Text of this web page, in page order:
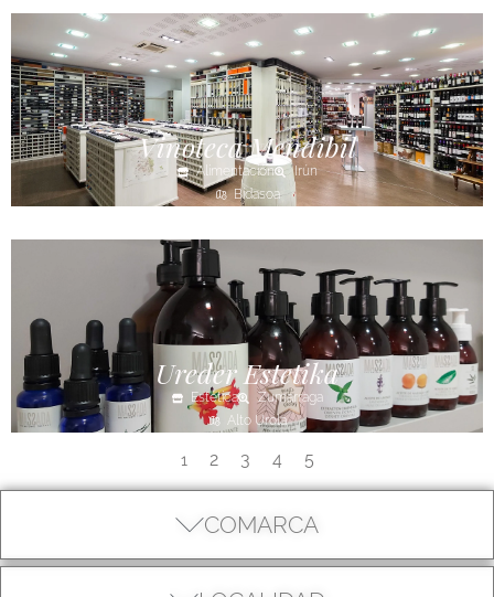
COMARCA
Vinoteca Mendibil
Alimentación
Irún
Bidasoa
Ureder Estetika
Estética
Zumarraga
Alto Urola
1 2 3 4 5